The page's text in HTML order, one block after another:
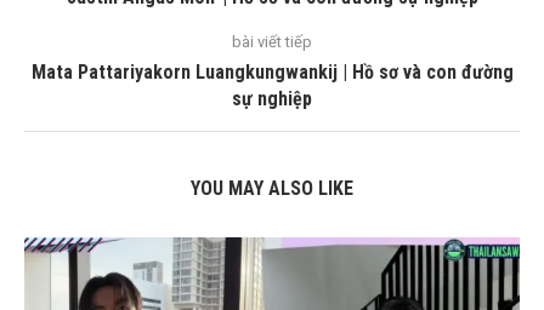
bài viết tiếp
Mata Pattariyakorn Luangkungwankij | Hồ sơ và con đường
sự nghiệp
YOU MAY ALSO LIKE